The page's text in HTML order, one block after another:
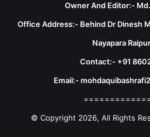
Owner And Editor:-
Office Address:- Behind Dr Dinesh
Nayapara
Contact:- +91
Email:-
© Copyright 2026, All Rights